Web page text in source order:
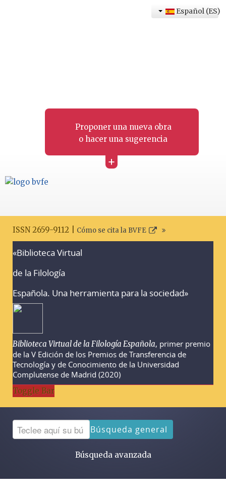
Proponer una nueva obra
o hacer una sugerencia
+
Español (ES)
ISSN 2659-9112 | Cómo se cita la BVFE
«Biblioteca Virtual
de la Filología
Española. Una herramienta para la sociedad»
Biblioteca Virtual de la Filología Española, primer premio
de la V Edición de los Premios de Transferencia de
Tecnología y de Conocimiento de la Universidad
Complutense de Madrid (2020)
Toggle Bar
Búsqueda general
Búsqueda avanzada